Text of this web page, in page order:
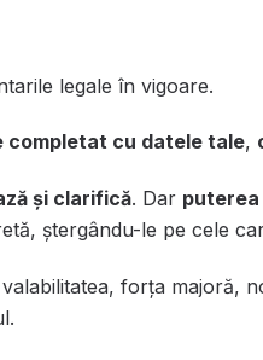
legale în vigoare.
completat cu datele tale,
și clarifică. Dar puterea
ștergându-le pe cele
forța majoră,